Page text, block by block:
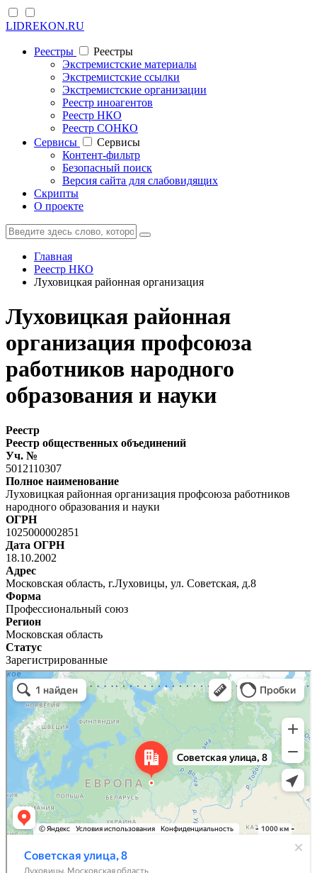
LIDREKON.RU
Реестры
Реестры
Экстремистские материалы
Экстремистские ссылки
Экстремистские организации
Реестр иноагентов
Реестр НКО
Реестр СОНКО
Cервисы
Cервисы
Контент-фильтр
Безопасный поиск
Версия сайта для слабовидящих
Скрипты
О проекте
Главная
Реестр НКО
Луховицкая районная организация
Луховицкая районная
организация профсоюза
работников народного
образования и науки
Реестр
Реестр общественных объединений
Уч. №
5012110307
Полное наименование
Луховицкая районная организация профсоюза работников
народного образования и науки
ОГРН
1025000002851
Дата ОГРН
18.10.2002
Адрес
Московская область, г.Луховицы, ул. Советская, д.8
Форма
Профессиональный союз
Регион
Московская область
Статус
Зарегистрированные